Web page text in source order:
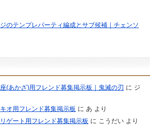
ジのテンプレパーティ編成とサブ候補｜チェンソ
座(あかざ)用フレンド募集掲示板｜鬼滅の刃 に ジ
オ用フレンド募集掲示板 に あ より
ゲート用フレンド募集掲示板 に こうだいより